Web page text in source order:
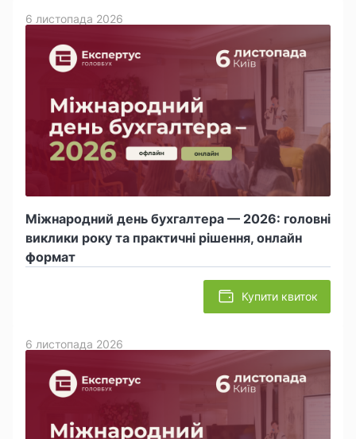
Міжнародний день бухгалтера — 2026: головні
виклики року та практичні рішення, онлайн
формат
6 листопада 2026
Купити квиток
6 листопада 2026